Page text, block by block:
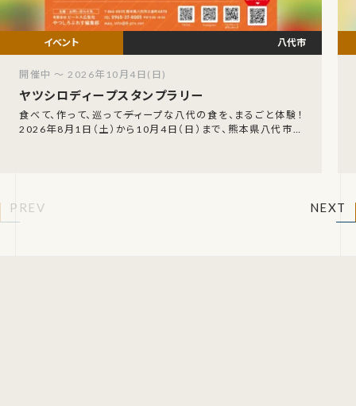
ヤツシロディープスタンプラリー
食べて、作って、巡って――ディープな八代の食を、まるごと体験！
2026年8月1日（土）から10月4日（日）まで、熊本県八代市を
八代市
開催中 ～ 2026年10月4日(日)
PREV NEXT